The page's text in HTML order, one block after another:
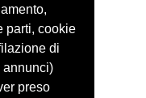
parti, cookie
di
annunci)
preso